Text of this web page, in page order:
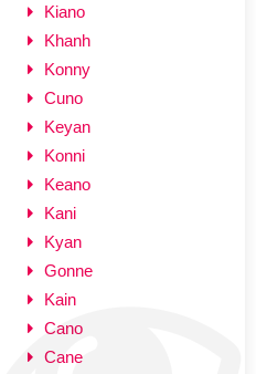
Kiano
Khanh
Konny
Cuno
Keyan
Konni
Keano
Kani
Kyan
Gonne
Kain
Cano
Cane